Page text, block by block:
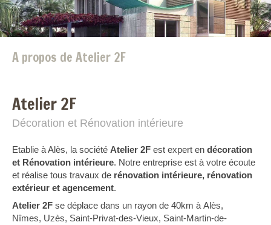
A propos de Atelier 2F
Atelier 2F
Décoration et Rénovation intérieure
Etablie à Alès, la société Atelier 2F est expert en décoration
et Rénovation intérieure. Notre entreprise est à votre écoute
et réalise tous travaux de rénovation intérieure, rénovation
extérieur et agencement.
Atelier 2F se déplace dans un rayon de 40km à Alès,
Nîmes, Uzès, Saint-Privat-des-Vieux, Saint-Martin-de-